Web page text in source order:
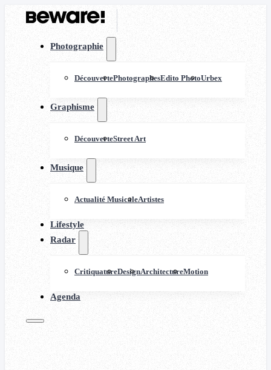
Photographie
DécouvertePhotographesEdito PhotoUrbex
Graphisme
DécouverteStreet Art
Musique
Actualité MusicaleArtistes
Lifestyle
Radar
CritiquatureDesignArchitectureMotion
Agenda